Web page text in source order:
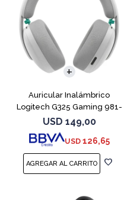
Auricular Inalámbrico
Logitech G325 Gaming 981-
001530 White
USD 149,00
USD 126,65